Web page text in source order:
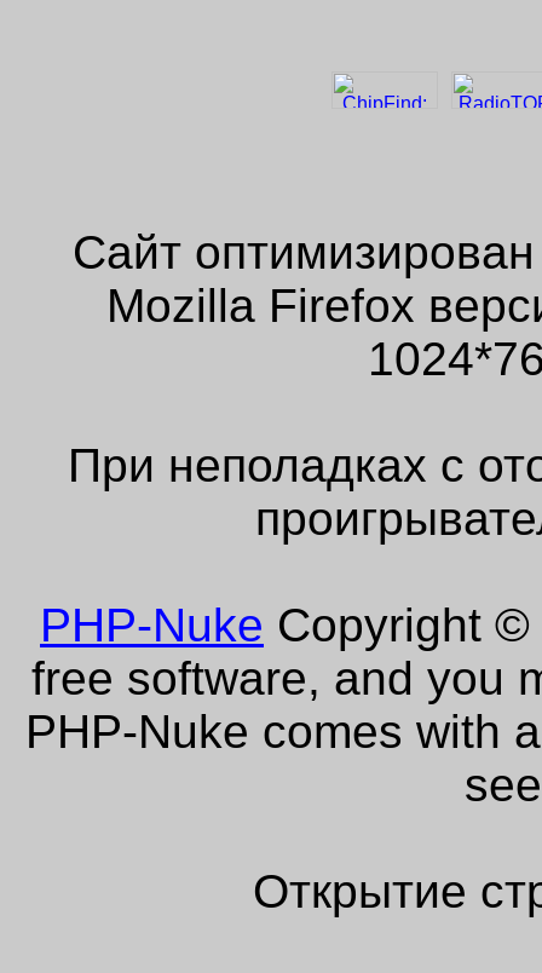
Сайт
Mozilla Firefox
При неполадках с
PHP-Nuke Copyright ©
free software, and you
PHP-Nuke comes with
Открытие